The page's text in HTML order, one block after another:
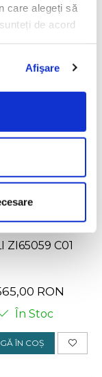
care alegeți să
de acord
Afişare
RON
În Stoc
ZI65059 C01
RON
În Stoc
ÎN COȘ